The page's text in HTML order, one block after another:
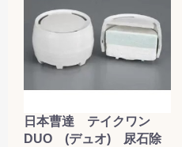
日本曹達 テイクワン
DUO (デュオ) 尿石除